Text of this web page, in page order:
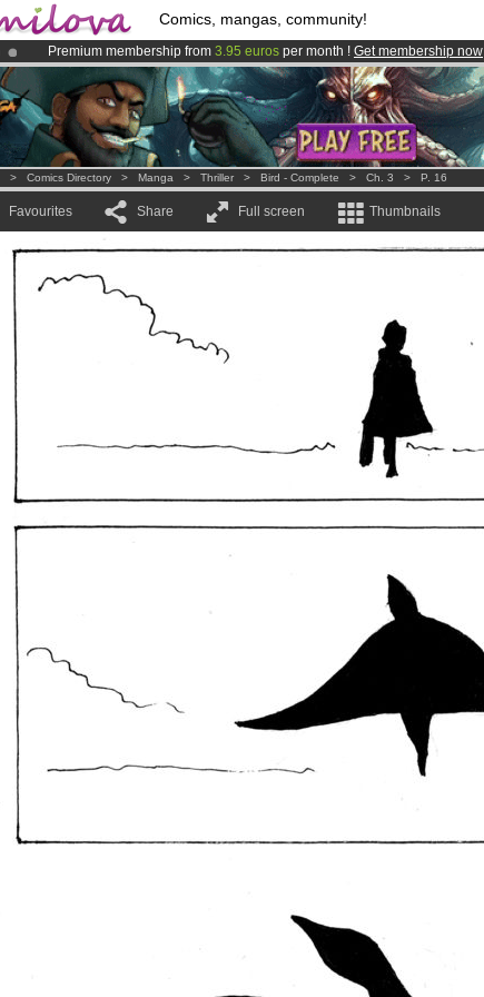
Comics, mangas, community!
Premium membership from 3.95 euros per month ! Get membership now
Already 100000membersand 1000comics & mangas!.
AmilovaKickstarter is now LIVE!.
> Comics Directory > Manga > Thriller > Bird - Complete > Ch. 3 > P. 16
Favourites Share Full screen Thumbnails